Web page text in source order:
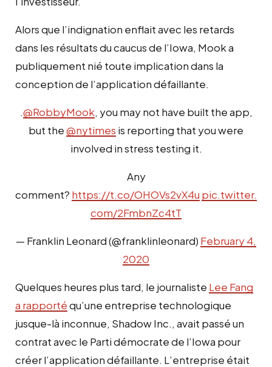
Alors que l’indignation enflait avec les retards
dans les résultats du caucus de l’Iowa, Mook a
publiquement nié toute implication dans la
conception de l’application défaillante.
.@RobbyMook, you may not have built the app,
but the@nytimes is reporting that you were
involved in stress testing it.
Any
comment? https://t.co/OHOVs2vX4u pic.twitter.
com/2FmbnZc4tT
— Franklin Leonard (@franklinleonard) February 4,
2020
Quelques heures plus tard, le journaliste Lee Fang
a rapportéqu’une entreprise technologique
jusque-là inconnue, Shadow Inc., avait passé un
contrat avec le Parti démocrate de l’Iowa pour
créer l’application défaillante. L’entreprise était